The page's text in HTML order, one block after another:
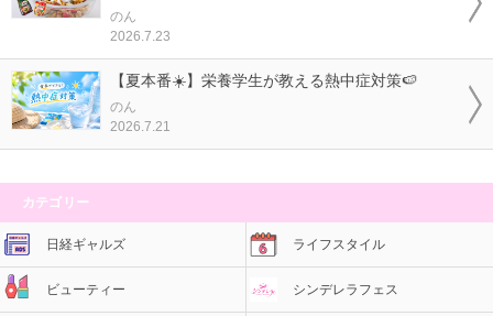
のん
2026.7.23
【夏本番☀️】栄養学生が教える熱中症対策🍉
のん
2026.7.21
カテゴリー
日経ギャルズ ライフスタイル
ビューティー シンデレラフェス